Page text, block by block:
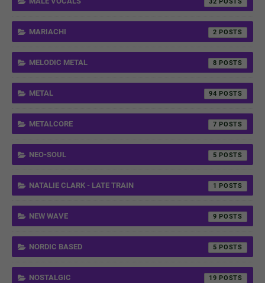
32
MARIACHI 2
MELODIC METAL 8
METAL 94
METALCORE 7
NEO-SOUL 5
NATALIE CLARK - LATE TRAIN 1
NEW WAVE 9
NORDIC BASED 5
NOSTALGIC 19